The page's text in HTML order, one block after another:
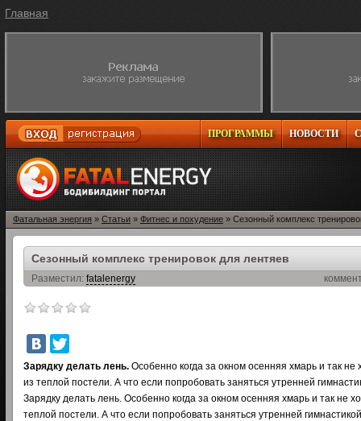
Главная
НОВОСТИ
ПРОГРАММЫ
Фатальная энергия » Статьи » Фитнес и похудение » Сезонный комплекс
Сезонный комплекс тренировок для лентяев
Разместил: fatalenergy
Зарядку делать лень. Особенно когда за окном осенняя хмарь и так не
из теплой постели. А что если попробовать заняться утренней
Зарядку делать лень. Особенно когда за окном осенняя хмарь и так не
теплой постели. А что если попробовать заняться утренней